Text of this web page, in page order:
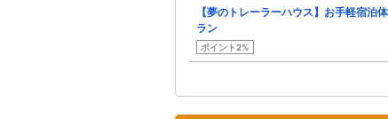
【夢のトレーラーハウス】お手軽宿泊
ラン
ポイント2%